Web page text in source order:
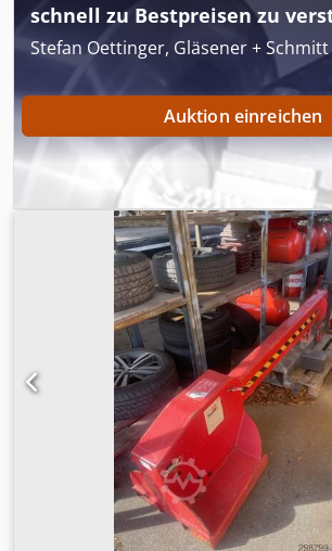
schnell zu Bestpreisen zu
Stefan Oettinger, Gläsener +
Auktion einreichen